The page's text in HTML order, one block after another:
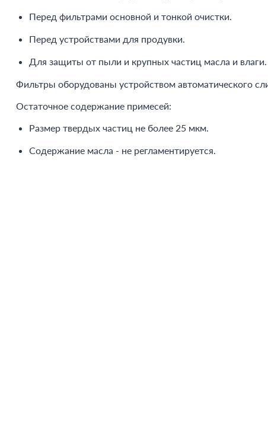
Перед фильтрами основной и тонкой очистки.
Перед устройствами для продувки.
Для защиты от пыли и крупных частиц масла и влаги.
Фильтры оборудованы устройством автоматического
Остаточное содержание примесей:
Размер твердых частиц не более 25 мкм.
Содержание масла - не регламентируется.